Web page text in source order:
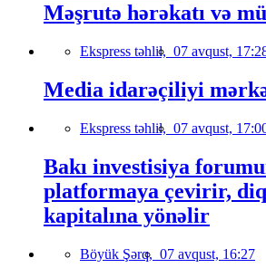
Məşrutə hərəkatı və
Ekspress təhlil, 07 avqust,
Media idarəçiliyi
Ekspress təhlil, 07 avqust,
Bakı investisiya
platformaya çevirir,
kapitalına yönəlir
Böyük Şərq, 07 avqust, 16:27